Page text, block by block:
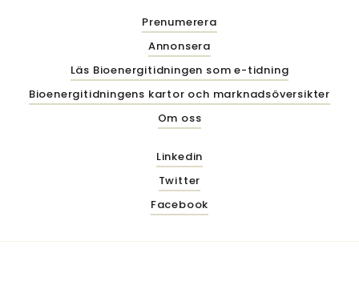
Prenumerera
Annonsera
Läs Bioenergitidningen som e-tidning
Bioenergitidningens kartor och marknadsöversikter
Om oss
Linkedin
Twitter
Facebook